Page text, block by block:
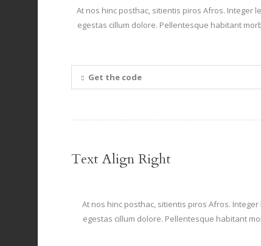
At nos hinc posthac, sitientis piros Afros. Integer
egestas cillum dolore. Pellentesque habitant
Get the code
Text Align Right
At nos hinc posthac, sitientis piros Afros.
egestas cillum dolore. Pellentesque habitant